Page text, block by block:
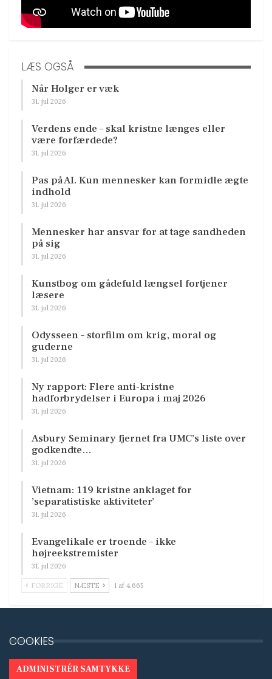
LÆS OGSÅ
Når Holger er væk
31. jul 2026
Verdens ende – skal kristne længes eller
være forfærdede?
31. jul 2026
Pas på AI. Kun mennesker kan formidle ægte
indhold
31. jul 2026
Mennesker har ansvar for at tage sandheden
på sig
31. jul 2026
Kunstbog om gådefuld længsel fortjener
læsere
31. jul 2026
Odysseen – storfilm om krig, moral og
guderne
31. jul 2026
Ny rapport: Flere anti-kristne
hadforbrydelser i Europa i maj 2026
31. jul 2026
Asbury Seminary fjernet fra UMC’s liste over
godkendte…
31. jul 2026
Vietnam: 119 kristne anklaget for
’separatistiske aktiviteter’
31. jul 2026
Evangelikale er troende – ikke
højreekstremister
31. jul 2026
FORRIGE NÆSTE 1 af 4.665
COOKIES
ADMINISTRÉR SAMTYKKE